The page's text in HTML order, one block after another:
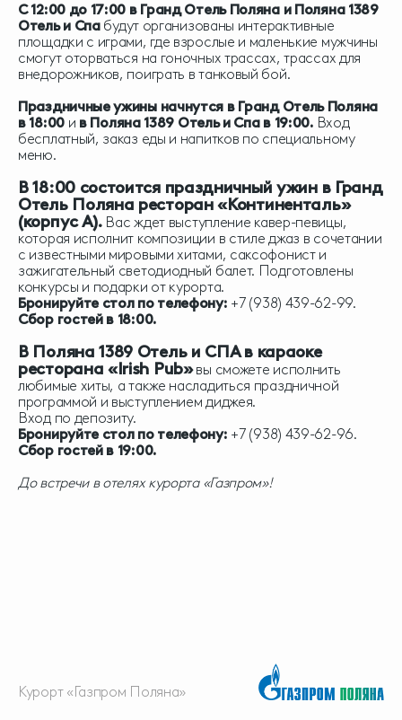
С 12:00 до 17:00 в Гранд Отель Поляна и Поляна 1389
Отель и Спабудут организованы интерактивные
площадки с играми, где взрослые и маленькие мужчины
смогут оторваться на гоночных трассах, трассах для
внедорожников, поиграть в танковый бой.
Праздничные ужины начнутся в Гранд Отель Поляна
в 18:00и в Поляна 1389 Отель и Спа в 19:00.Вход
бесплатный, заказ еды и напитков по специальному
меню.
В 18:00 состоится праздничный ужин в Гранд
Отель Поляна ресторан «Континенталь»
(корпус А).Вас ждет выступление кавер-певицы,
которая исполнит композиции в стиле джаз в сочетании
с известными мировыми хитами, саксофонист и
зажигательный светодиодный балет. Подготовлены
конкурсы и подарки от курорта.
Бронируйте стол по телефону: +7 (938) 439-62-99.
Сбор гостей в 18:00.
В Поляна 1389 Отель и СПА в караоке
ресторана «Irish Pub»вы сможете исполнить
любимые хиты, а также насладиться праздничной
программой и выступлением диджея.
Вход по депозиту.
Бронируйте стол по телефону: +7 (938) 439-62-96.
Сбор гостей в 19:00.
До встречи в отелях курорта «Газпром»!
Курорт «Газпром Поляна»